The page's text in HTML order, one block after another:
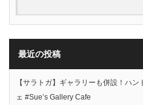
最近の投稿
【サラトガ】ギャラリーも併設！ハ
ェ #Sue’s Gallery Cafe